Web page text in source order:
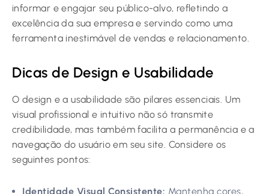
informar e engajar seu público-alvo, refletindo a
excelência da sua empresa e servindo como uma
ferramenta inestimável de vendas e relacionamento.
Dicas de Design e Usabilidade
O design e a usabilidade são pilares essenciais. Um
visual profissional e intuitivo não só transmite
credibilidade, mas também facilita a permanência e a
navegação do usuário em seu site. Considere os
seguintes pontos:
Identidade Visual Consistente: Mantenha cores,